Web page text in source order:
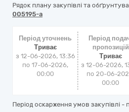
Рядок плану закупівлі та
005195-a
Період уточнень
Триває
з 12-06-2026, 13:36
по 17-06-2026,
00:00
Період
пропозицій
Триває
з 12-06-2026,
по 20-06-
00:00
Період оскарження умов закупівлі -